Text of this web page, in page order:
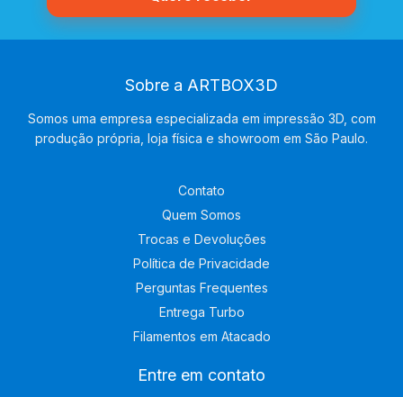
Sobre a ARTBOX3D
Somos uma empresa especializada em impressão 3D, com
produção própria, loja física e showroom em São Paulo.
Contato
Quem Somos
Trocas e Devoluções
Política de Privacidade
Perguntas Frequentes
Entrega Turbo
Filamentos em Atacado
Entre em contato